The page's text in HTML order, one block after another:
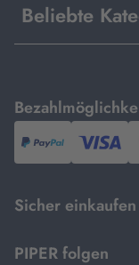
Beliebte
mit
PayPal,Visa
Sicher
PIPER folgen